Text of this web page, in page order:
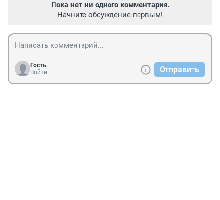
Пока нет ни одного комментария.
Начните обсуждение первым!
Гость
Войти
Отправить